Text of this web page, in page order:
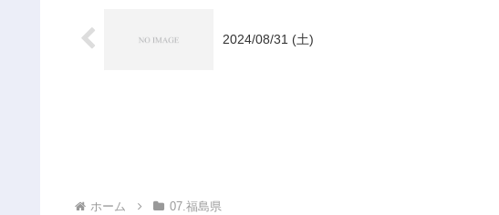
2024/08/31 (土)
ホーム 07.福島県